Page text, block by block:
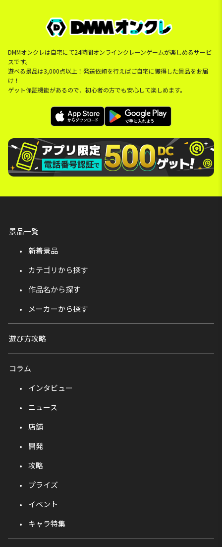
DMMオンクレは自宅にて24時間オンラインクレーンゲームが楽しめるサービ
スです。
遊べる景品は3,000点以上！発送依頼を行えばご自宅に獲得した景品をお届
け！
ゲット保証機能があるので、初心者の方でも安心して楽しめます。
景品一覧
新着景品
カテゴリから探す
作品名から探す
メーカーから探す
遊び方攻略
コラム
インタビュー
ニュース
店舗
開発
攻略
プライズ
イベント
キャラ特集